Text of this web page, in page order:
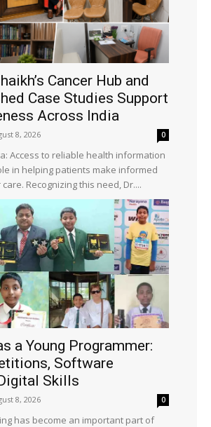
Cancer Hub and
Case Studies Support
Across India
8, 2026 0
Access to reliable health information
in helping patients make informed
Recognizing this need, Dr....
a Young Programmer:
Software
Skills
8, 2026 0
has become an important part of